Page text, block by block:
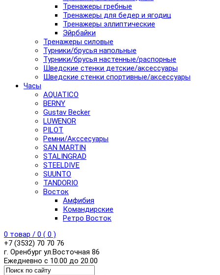
Тренажеры гребные
Тренажеры для бедер и ягодиц
Тренажеры эллиптические
Эйрбайки
Тренажеры силовые
Турники/брусья напольные
Турники/брусья настенные/распорные
Шведские стенки детские/аксессуары
Шведские стенки спортивные/аксессуары
Часы
AQUATICO
BERNY
Gustav Becker
LUWENOR
PILOT
Pемни/Акссесуары
SAN MARTIN
STALINGRAD
STEELDIVE
SUUNTO
TANDORIO
Восток
Амфибия
Командирские
Ретро Восток
0 товар / 0 ( 0 )
+7 (3532) 70 70 76
г. Оренбург ул.Восточная 86
Ежедневно с 10.00 до 20.00